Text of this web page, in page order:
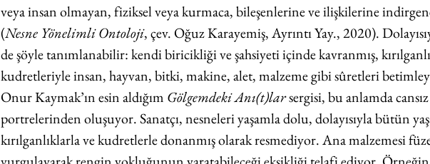
veya insan olmayan, fiziksel veya kurmaca, bileşenlerine ve ilişkilerine
(Nesne Yönelimli Ontoloji, çev. Oğuz Karayemiş, Ayrıntı Yay., 2020).
de şöyle tanımlanabilir: kendi biricikliği ve şahsiyeti içinde kavranmış,
kudretleriyle insan, hayvan, bitki, makine, alet, malzeme gibi sûretleri
Onur Kaymak’ın esin aldığım Gölgemdeki Anı(t)lar sergisi, bu anlamda
portrelerinden oluşuyor. Sanatçı, nesneleri yaşamla dolu, dolayısıyla bütün
kırılganlıklarla ve kudretlerle donanmış olarak resmediyor. Ana malzemesi